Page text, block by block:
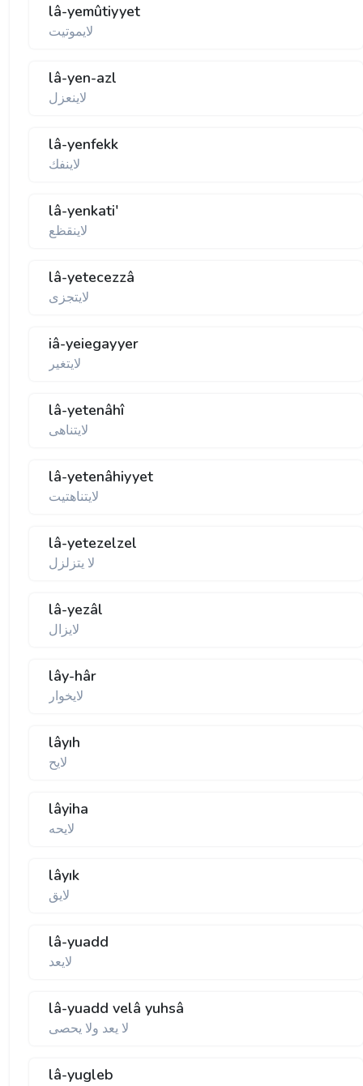
lâ-yemûtiyyet
لايموتيت
lâ-yen-azl
لاينعزل
lâ-yenfekk
لاينفك
lâ-yenkati'
لاينقظع
lâ-yetecezzâ
لايتجزی
iâ-yeiegayyer
لايتغير
lâ-yetenâhî
لايتناهی
lâ-yetenâhiyyet
لايتناهتيت
lâ-yetezelzel
لا يتزلزل
lâ-yezâl
لايزال
lây-hâr
لايخوار
lâyıh
لايح
lâyiha
لايحه
lâyık
لايق
lâ-yuadd
لايعد
lâ-yuadd velâ yuhsâ
لا يعد ولا يحصی
lâ-yugleb